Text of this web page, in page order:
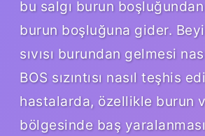
bu salgı burun
burun boşluğuna gider.
sıvısı burundan gelmesi
BOS sızıntısı nasıl teşhis
hastalarda, özellikle burun
bölgesinde baş